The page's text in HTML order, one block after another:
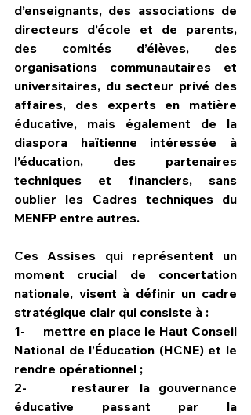
d’enseignants, des associations de
directeurs d’école et de parents,
des comités d’élèves, des
organisations communautaires et
universitaires, du secteur privé des
affaires, des experts en matière
éducative, mais également de la
diaspora haïtienne intéressée à
l’éducation, des partenaires
techniques et financiers, sans
oublier les Cadres techniques du
MENFP entre autres.
Ces Assises qui représentent un
moment crucial de concertation
nationale, visent à définir un cadre
stratégique clair qui consiste à :
1-     mettre en place le Haut Conseil
National de l’Éducation (HCNE) et le
rendre opérationnel ;
2-     restaurer la gouvernance
éducative passant par la